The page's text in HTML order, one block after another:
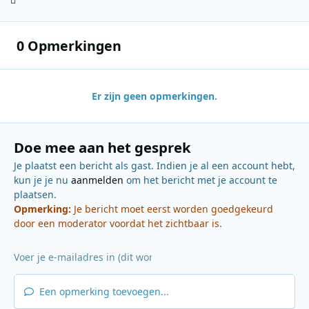
0 Opmerkingen
Er zijn geen opmerkingen.
Doe mee aan het gesprek
Je plaatst een bericht als gast. Indien je al een account hebt,
kun je je nu aanmelden om het bericht met je account te
plaatsen.
Opmerking: Je bericht moet eerst worden goedgekeurd
door een moderator voordat het zichtbaar is.
Een opmerking toevoegen...